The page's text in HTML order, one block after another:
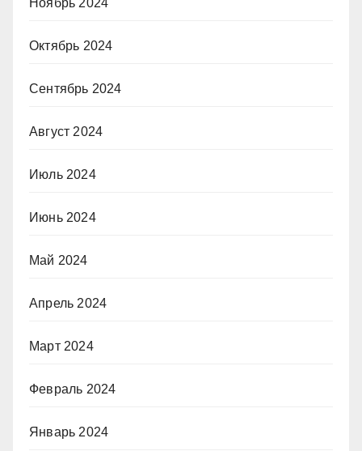
Октябрь 2024
Сентябрь 2024
Август 2024
Июль 2024
Июнь 2024
Май 2024
Апрель 2024
Март 2024
Февраль 2024
Январь 2024